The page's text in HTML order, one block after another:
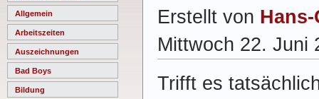
Allgemein
Arbeitszeiten
Auszeichnungen
Bad Boys
Bildung
Erstellt von
Mittwoch 22. Juni
Trifft es